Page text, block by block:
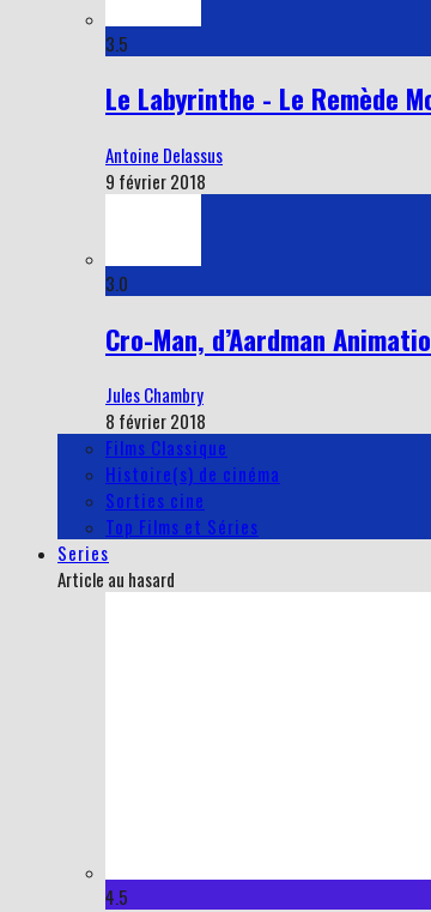
3.5
Le Labyrinthe - Le Remède
Antoine Delassus
9 février 2018
3.0
Cro-Man, d’Aardman
Jules Chambry
8 février 2018
Films Classique
Histoire(s) de cinéma
Sorties cine
Top Films et Séries
Series
Article au hasard
4.5